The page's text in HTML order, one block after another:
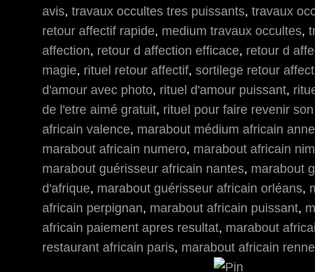
avis, travaux occultes tres puissants, travaux
retour affectif rapide, medium travaux occultes,
affection, retour d affection efficace, retour d
magie, rituel retour affectif, sortilege retour
d'amour avec photo, rituel d'amour puissant,
de l'etre aimé gratuit, rituel pour faire revenir
africain valence, marabout médium africain
marabout africain numero, marabout africain
marabout guérisseur africain nantes, marabout
d'afrique, marabout guérisseur africain orléans,
africain perpignan, marabout africain puissant,
africain paiement apres resultat, marabout
restaurant africain paris, marabout africain